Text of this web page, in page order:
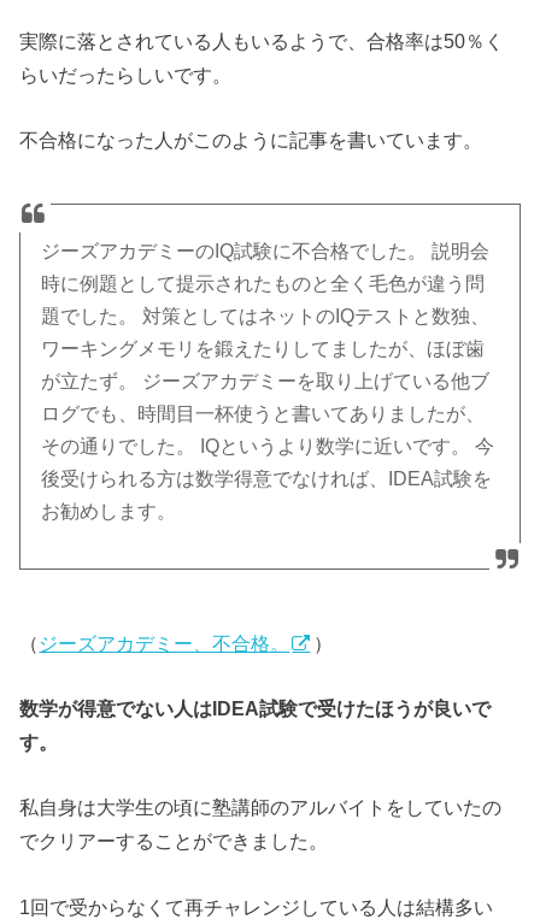
実際に落とされている人もいるようで、合格率は50％く
らいだったらしいです。
不合格になった人がこのように記事を書いています。
ジーズアカデミーのIQ試験に不合格でした。 説明会
時に例題として提示されたものと全く毛色が違う問
題でした。 対策としてはネットのIQテストと数独、
ワーキングメモリを鍛えたりしてましたが、ほぼ歯
が立たず。 ジーズアカデミーを取り上げている他ブ
ログでも、時間目一杯使うと書いてありましたが、
その通りでした。 IQというより数学に近いです。 今
後受けられる方は数学得意でなければ、IDEA試験を
お勧めします。
（ ジーズアカデミー、不合格。 ）
数学が得意でない人はIDEA試験で受けたほうが良いで
す。
私自身は大学生の頃に塾講師のアルバイトをしていたの
でクリアーすることができました。
1回で受からなくて再チャレンジしている人は結構多い